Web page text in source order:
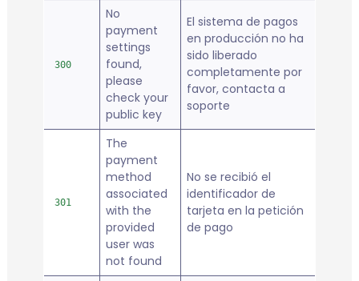
300
No
payment
settings
found,
please
check your
public key
El sistema de pagos
en producción no ha
sido liberado
completamente por
favor, contacta a
soporte
301
The
payment
method
associated
with the
provided
user was
not found
No se recibió el
identificador de
tarjeta en la petición
de pago